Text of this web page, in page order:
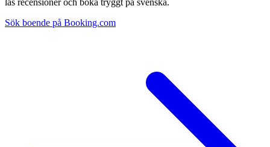
Sök boende på Booking.com